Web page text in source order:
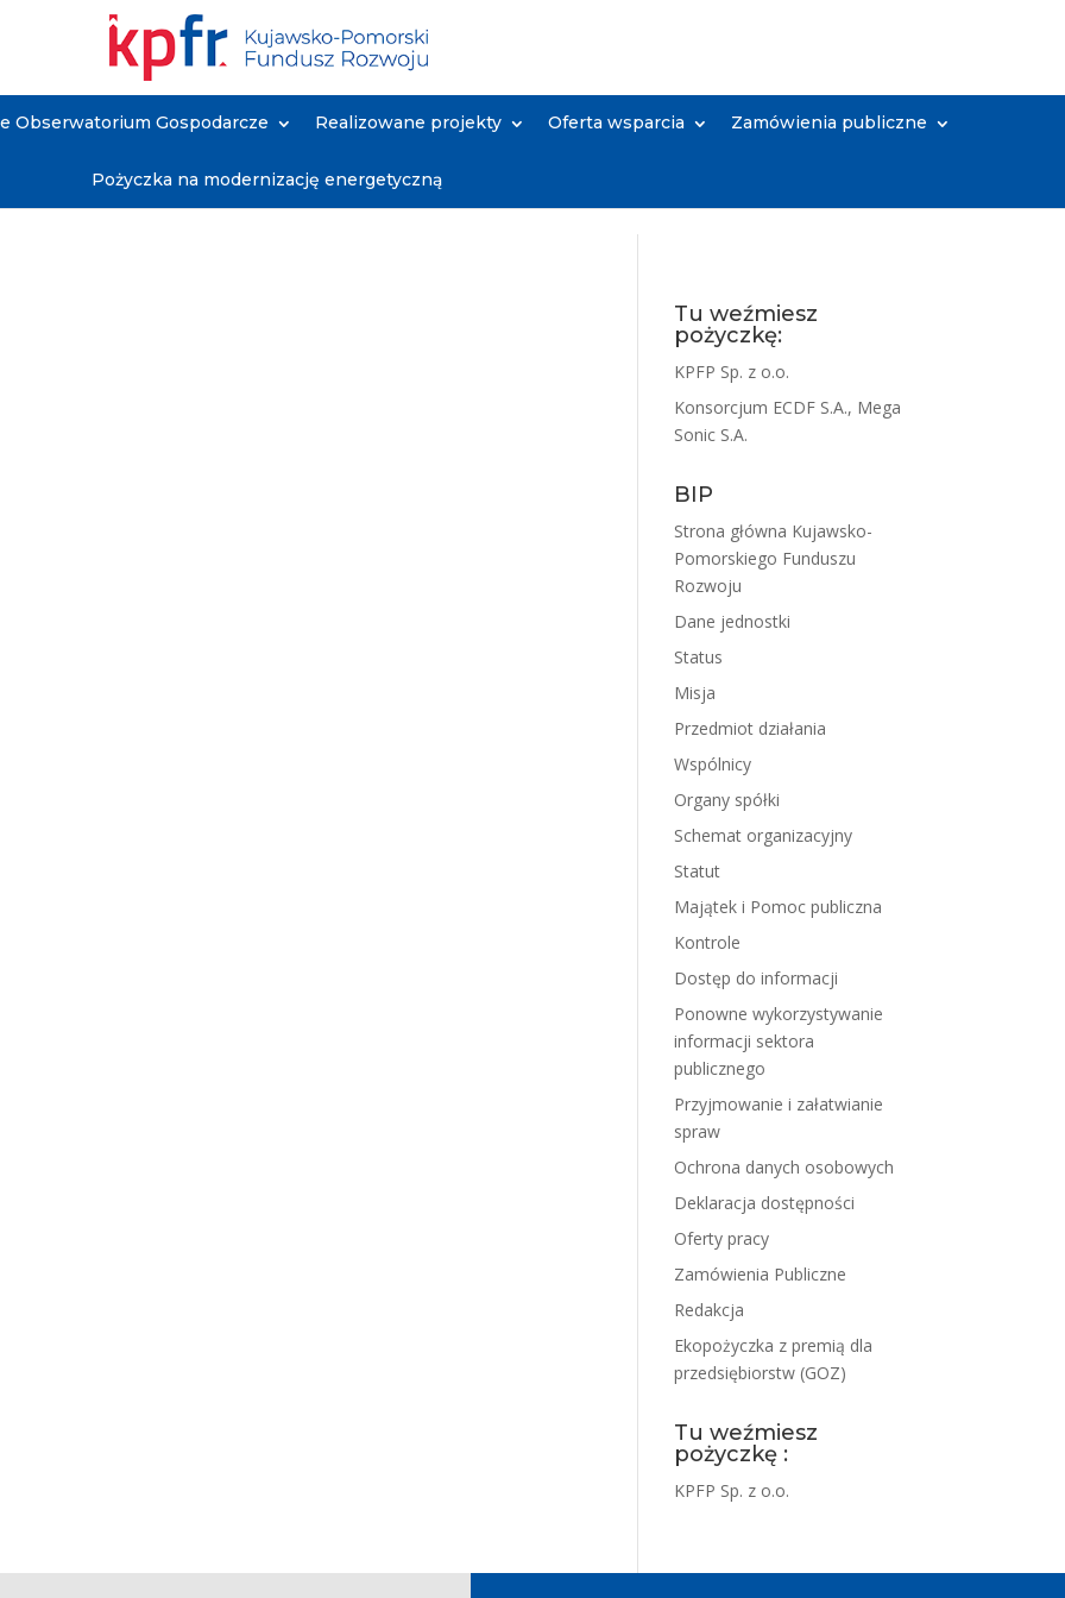
Obserwatorium Gospodarcze Realizowane projekty Oferta wsparcia Zamówienia publiczne
Pożyczka na modernizację energetyczną
Tu weźmiesz
pożyczkę:
KPFP Sp. z o.o.
Konsorcjum ECDF S.A., Mega
Sonic S.A.
BIP
Strona główna Kujawsko-
Pomorskiego Funduszu
Rozwoju
Dane jednostki
Status
Misja
Przedmiot działania
Wspólnicy
Organy spółki
Schemat organizacyjny
Statut
Majątek i Pomoc publiczna
Kontrole
Dostęp do informacji
Ponowne wykorzystywanie
informacji sektora
publicznego
Przyjmowanie i załatwianie
spraw
Ochrona danych osobowych
Deklaracja dostępności
Oferty pracy
Zamówienia Publiczne
Redakcja
Ekopożyczka z premią dla
przedsiębiorstw (GOZ)
Tu weźmiesz
pożyczkę :
KPFP Sp. z o.o.